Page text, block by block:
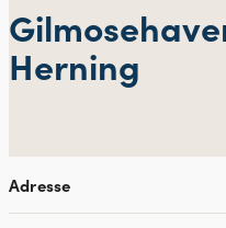
Herning
Adresse